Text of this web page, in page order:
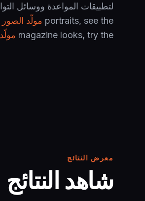
portraits, see the مولّد الصور
magazine looks, try the
معرض النتائج
شاهد النتائج